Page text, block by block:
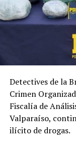
Detectives de la
Crimen
Fiscalía de
Valparaíso,
ilícito de drogas.